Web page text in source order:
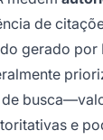
de
gerado por
e